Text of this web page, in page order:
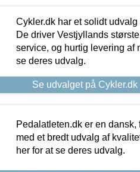
Cykler.dk har et solidt
De driver Vestjyllands
service, og hurtig levering af
se deres udvalg.
Se udvalget på Cykler.dk
Pedalatleten.dk er en
med et bredt udvalg af
her for at se deres udvalg.